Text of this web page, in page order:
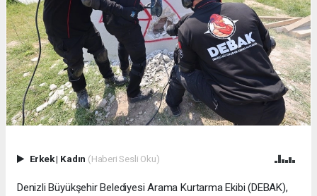
Erkek| Kadın (Haberi Sesli Oku)
Denizli Büyükşehir Belediyesi Arama Kurtarma Ekibi (DEBAK),